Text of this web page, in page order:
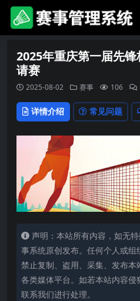
2025年重庆第一届先
请赛
2025-08-02 赛事 106
详情介绍 常见问题
声明：本站所有内容，如无
事系统原创发布。任何个人或组
禁止复制、盗用、采集、发布
各类媒体平台。如若本站内容
联系我们进行处理。